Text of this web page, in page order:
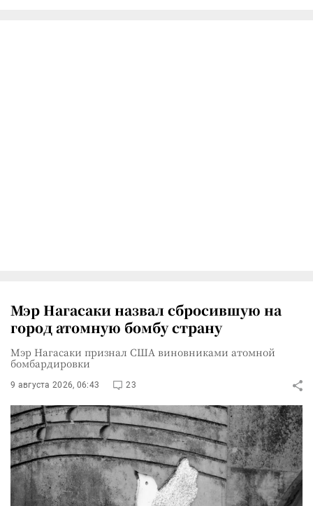
Мэр Нагасаки назвал сбросившую на
город атомную бомбу страну
Мэр Нагасаки признал США виновниками атомной
бомбардировки
9 августа 2026, 06:43 23